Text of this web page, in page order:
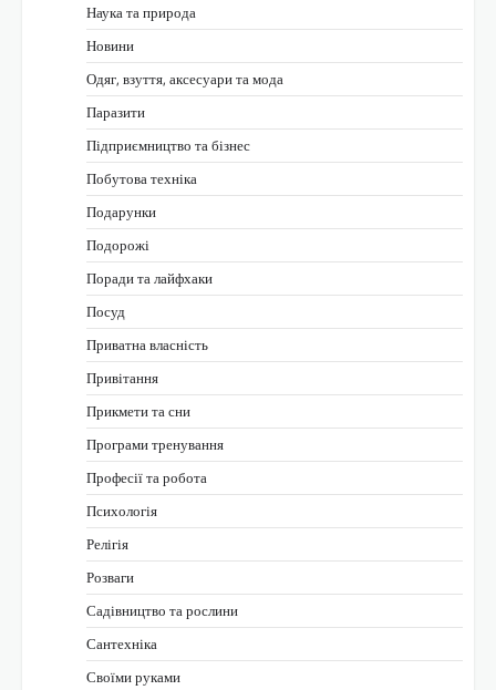
Наука та природа
Новини
Одяг, взуття, аксесуари та мода
Паразити
Підприємництво та бізнес
Побутова техніка
Подарунки
Подорожі
Поради та лайфхаки
Посуд
Приватна власність
Привітання
Прикмети та сни
Програми тренування
Професії та робота
Психологія
Релігія
Розваги
Садівництво та рослини
Сантехніка
Своїми руками